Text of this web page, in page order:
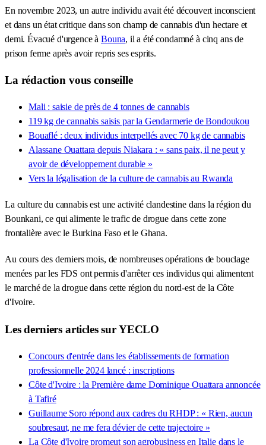
En novembre 2023, un autre individu avait été découvert inconscient
et dans un état critique dans son champ de cannabis d'un hectare et
demi. Évacué d'urgence à Bouna, il a été condamné à cinq ans de
prison ferme après avoir repris ses esprits.
La rédaction vous conseille
Mali : saisie de près de 4 tonnes de cannabis
119 kg de cannabis saisis par la Gendarmerie de Bondoukou
Bouaflé : deux individus interpellés avec 70 kg de cannabis
Alassane Ouattara depuis Niakara : « sans paix, il ne peut y
avoir de développement durable »
Vers la légalisation de la culture de cannabis au Rwanda
La culture du cannabis est une activité clandestine dans la région du
Bounkani, ce qui alimente le trafic de drogue dans cette zone
frontalière avec le Burkina Faso et le Ghana.
Au cours des derniers mois, de nombreuses opérations de bouclage
menées par les FDS ont permis d'arrêter ces individus qui alimentent
le marché de la drogue dans cette région du nord-est de la Côte
d'Ivoire.
Les derniers articles sur YECLO
Concours d'entrée dans les établissements de formation
professionnelle 2024 lancé : inscriptions
Côte d'Ivoire : la Première dame Dominique Ouattara annoncée
à Tafiré
Guillaume Soro répond aux cadres du RHDP : « Rien, aucun
soubresaut, ne me fera dévier de cette trajectoire »
La Côte d'Ivoire promeut son agrobusiness en Italie dans le